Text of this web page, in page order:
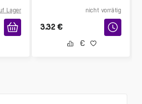
Lager nicht vorrätig
3.32 €